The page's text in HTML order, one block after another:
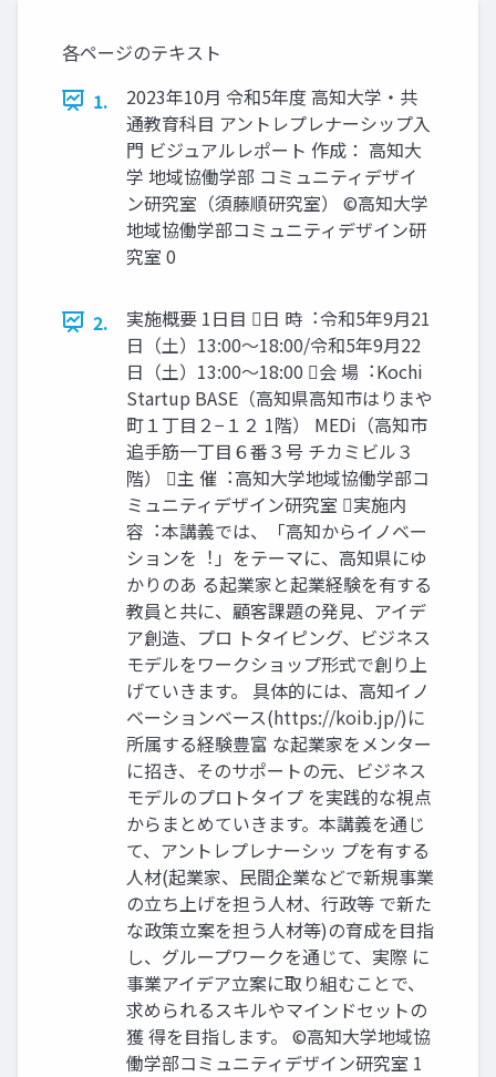
各ページのテキスト
1.
2023年10月 令和5年度 高知大学・共
通教育科目 アントレプレナーシップ入
門 ビジュアルレポート 作成： 高知大
学 地域協働学部 コミュニティデザイ
ン研究室（須藤順研究室） ©高知大学
地域協働学部コミュニティデザイン研
究室 0
2.
実施概要 1日目 日 時︓令和5年9月21
日（土）13:00～18:00/令和5年9月22
日（土）13:00～18:00 会 場︓Kochi
Startup BASE（高知県高知市はりまや
町１丁目２−１２ 1階） MEDi（高知市
追手筋一丁目６番３号 チカミビル３
階） 主 催︓高知大学地域協働学部コ
ミュニティデザイン研究室 実施内
容︓本講義では、「高知からイノベー
ションを︕」をテーマに、高知県にゆ
かりのあ る起業家と起業経験を有する
教員と共に、顧客課題の発見、アイデ
ア創造、プロ トタイピング、ビジネス
モデルをワークショップ形式で創り上
げていきます。 具体的には、高知イノ
ベーションベース(https://koib.jp/)に
所属する経験豊富 な起業家をメンター
に招き、そのサポートの元、ビジネス
モデルのプロトタイプ を実践的な視点
からまとめていきます。本講義を通じ
て、アントレプレナーシッ プを有する
人材(起業家、民間企業などで新規事業
の立ち上げを担う人材、行政等 で新た
な政策立案を担う人材等)の育成を目指
し、グループワークを通じて、実際 に
事業アイデア立案に取り組むことで、
求められるスキルやマインドセットの
獲 得を目指します。 ©高知大学地域協
働学部コミュニティデザイン研究室 1